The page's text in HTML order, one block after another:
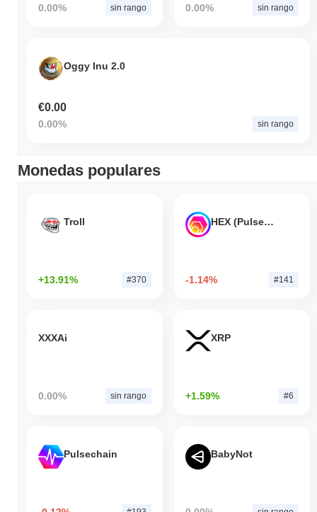
0.00% sin rango 0.00% sin rango
Oggy Inu 2.0
€0.00
0.00% sin rango
Monedas populares
Troll
+13.91% #370
HEX (Pulsechain)
-1.14% #141
XXXAi
0.00% sin rango
XRP
+1.59% #6
Pulsechain BabyNot